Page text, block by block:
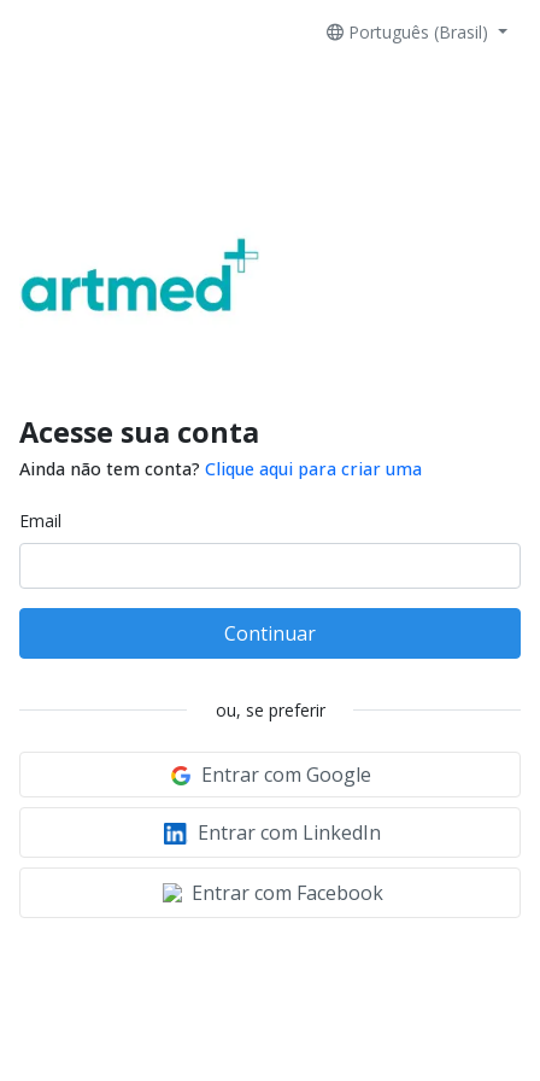
Português (Brasil)
Acesse sua conta
Ainda não tem conta? Clique aqui para criar uma
Email
Continuar
ou, se preferir
Entrar com Google
Entrar com LinkedIn
Entrar com Facebook